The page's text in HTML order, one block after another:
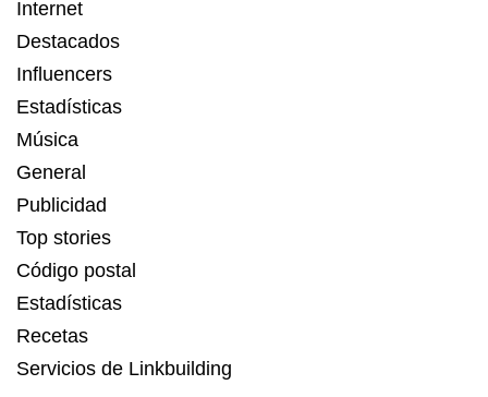
Internet
Destacados
Influencers
Estadísticas
Música
General
Publicidad
Top stories
Código postal
Estadísticas
Recetas
Servicios de Linkbuilding